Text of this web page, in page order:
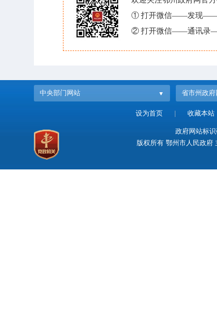
① 打开微信——发现——
② 打开微信——通讯录
中央部门网站 省市州政府
设为首页 收藏本站
政府网站标
版权所有 鄂州市人民政府